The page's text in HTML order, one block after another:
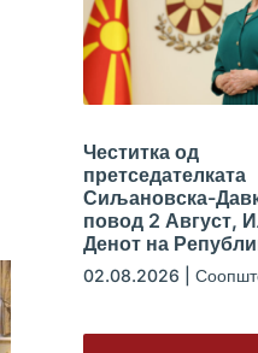
Честитка од
претседателката
Сиљановска-
повод 2 Август,
Денот на
02.08.2026